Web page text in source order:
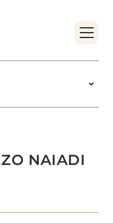
2
NAIADI